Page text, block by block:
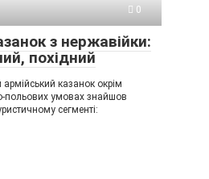
0
з нержавійки:
похідний
казанок окрім
польових умовах знайшов
сегменті: